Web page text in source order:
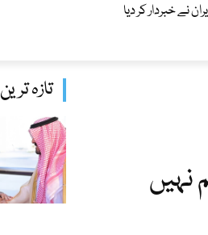
نے خبردار کر دیا
تازہ ترین